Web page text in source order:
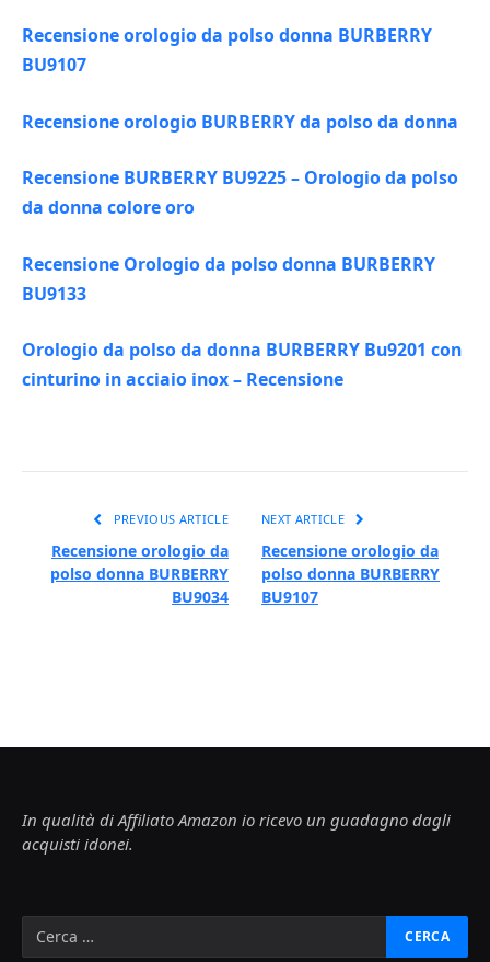
Recensione orologio da polso donna BURBERRY
BU9107
Recensione orologio BURBERRY da polso da donna
Recensione BURBERRY BU9225 – Orologio da polso
da donna colore oro
Recensione Orologio da polso donna BURBERRY
BU9133
Orologio da polso da donna BURBERRY Bu9201 con
cinturino in acciaio inox – Recensione
PREVIOUS ARTICLE
Recensione orologio da
polso donna BURBERRY
BU9034
NEXT ARTICLE
Recensione orologio da
polso donna BURBERRY
BU9107
In qualità di Affiliato Amazon io ricevo un guadagno dagli
acquisti idonei.